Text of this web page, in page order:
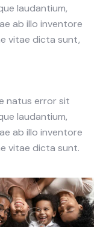
laudantium,
ab illo inventore
vitae dicta sunt,
natus error sit
laudantium,
ab illo inventore
vitae dicta sunt.